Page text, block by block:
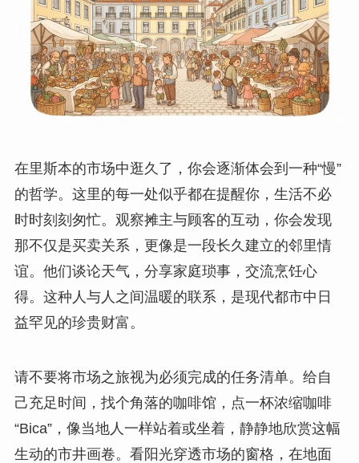
在里斯本的市场中逛久了，你会逐渐体会到一种“慢”
的哲学。这里的每一处似乎都在提醒你，生活不必
时时刻刻匆忙。观察摊主与顾客的互动，你会发现
那不仅是买卖关系，更像是一段长久建立的邻里情
谊。他们谈论天气，分享家庭琐事，交流烹饪心
得。这种人与人之间温暖的联系，是现代都市中日
益罕见的珍贵财富。
请不要将市场之旅视为必须完成的任务清单。给自
己充足时间，找个角落的咖啡馆，点一杯浓缩咖啡
“Bica”，像当地人一样站着或坐着，静静地欣赏这幅
生动的市井画卷。看阳光穿透市场的窗格，在地面